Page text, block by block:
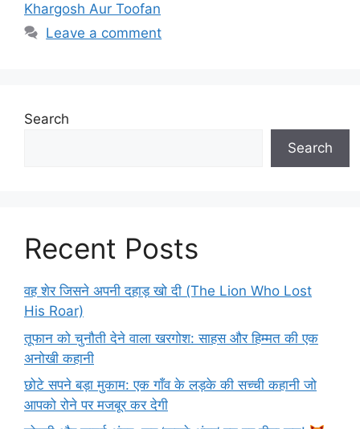
Khargosh Aur Toofan
Leave a comment
Search
Search
Recent Posts
वह शेर जिसने अपनी दहाड़ खो दी (The Lion Who Lost
His Roar)
तूफान को चुनौती देने वाला खरगोश: साहस और हिम्मत की एक
अनोखी कहानी
छोटे सपने बड़ा मुकाम: एक गाँव के लड़के की सच्ची कहानी जो
आपको रोने पर मजबूर कर देगी